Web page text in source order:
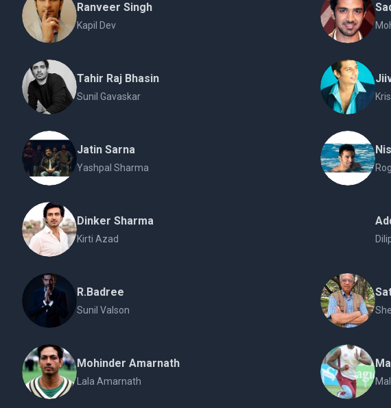
Ranveer Singh
Kapil Dev
Tahir Raj Bhasin
Sunil Gavaskar
Jatin Sarna
Yashpal Sharma
Dinker Sharma
Kirti Azad
R.Badree
Sunil Valson
Mohinder Amarnath
Lala Amarnath